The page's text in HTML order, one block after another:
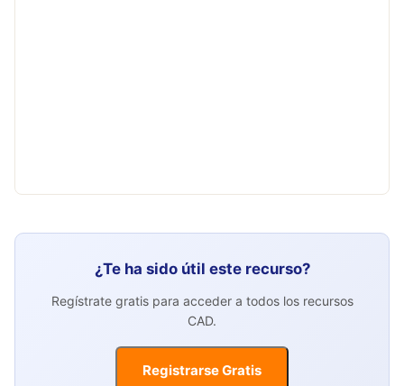
¿Te ha sido útil este recurso?
Regístrate gratis para acceder a todos los recursos
CAD.
Registrarse Gratis